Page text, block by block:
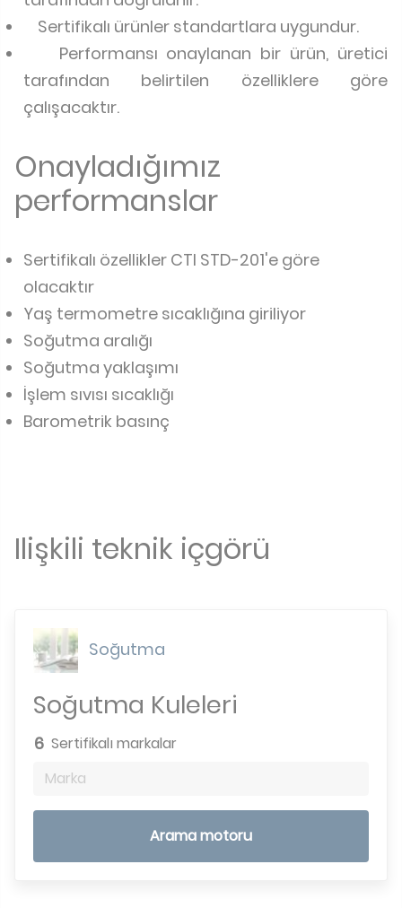
Sertifikalı ürünler standartlara uygundur.
Performansı onaylanan bir ürün, üretici
tarafından belirtilen özelliklere göre
çalışacaktır.
Onayladığımız
performanslar
Sertifikalı özellikler CTI STD-201'e göre
olacaktır
Yaş termometre sıcaklığına giriliyor
Soğutma aralığı
Soğutma yaklaşımı
İşlem sıvısı sıcaklığı
Barometrik basınç
Ilişkili teknik içgörü
Soğutma
Soğutma Kuleleri
6 Sertifikalı markalar
Marka
Arama motoru